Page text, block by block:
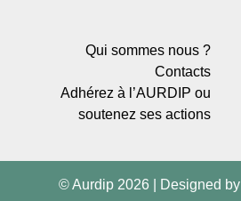
Qui sommes nous ?
Contacts
Adhérez à l’AURDIP ou
soutenez ses actions
© Aurdip 2026 Designed by